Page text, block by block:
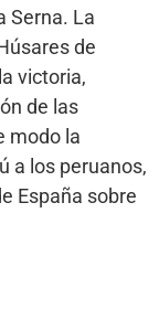
Serna. La
de
victoria,
de las
modo la
a los peruanos,
España sobre